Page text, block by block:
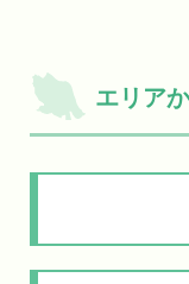
エリア